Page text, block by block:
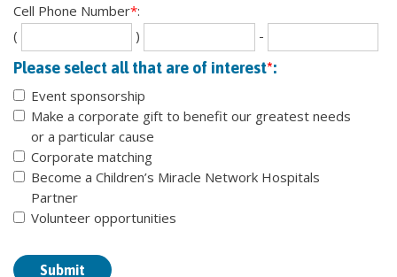
Cell Phone Number*:
(
) -
Please select all that are of interest*:
Event sponsorship
Make a corporate gift to benefit our greatest needs
or a particular cause
Corporate matching
Become a Children’s Miracle Network Hospitals
Partner
Volunteer opportunities